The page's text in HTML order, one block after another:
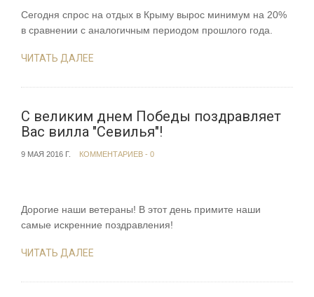
Сегодня спрос на отдых в Крыму вырос минимум на 20%
в сравнении с аналогичным периодом прошлого года.
ЧИТАТЬ ДАЛЕЕ
С великим днем Победы поздравляет
Вас вилла "Севилья"!
9 МАЯ 2016 Г. КОММЕНТАРИЕВ - 0
Дорогие наши ветераны! В этот день примите наши
самые искренние поздравления!
ЧИТАТЬ ДАЛЕЕ